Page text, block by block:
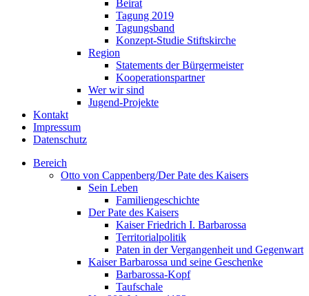
Beirat
Tagung 2019
Tagungsband
Konzept-Studie Stiftskirche
Region
Statements der Bürgermeister
Kooperationspartner
Wer wir sind
Jugend-Projekte
Kontakt
Impressum
Datenschutz
Bereich
Otto von Cappenberg/Der Pate des Kaisers
Sein Leben
Familiengeschichte
Der Pate des Kaisers
Kaiser Friedrich I. Barbarossa
Territorialpolitik
Paten in der Vergangenheit und Gegenwart
Kaiser Barbarossa und seine Geschenke
Barbarossa-Kopf
Taufschale